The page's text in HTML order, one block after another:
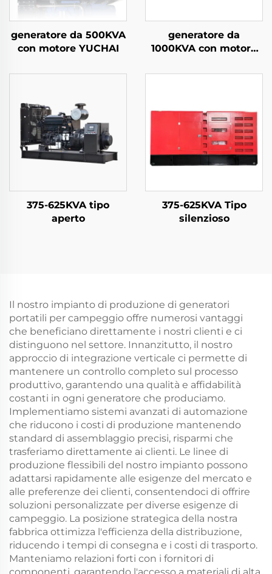
generatore da 500KVA
con motore YUCHAI
generatore da
1000KVA con motore
375-625KVA tipo
aperto
375-625KVA Tipo
silenzioso
Il nostro impianto di produzione di generatori
portatili per campeggio offre numerosi vantaggi
che beneficiano direttamente i nostri clienti e ci
distinguono nel settore. Innanzitutto, il nostro
approccio di integrazione verticale ci permette di
mantenere un controllo completo sul processo
produttivo, garantendo una qualità e affidabilità
costanti in ogni generatore che produciamo.
Implementiamo sistemi avanzati di automazione
che riducono i costi di produzione mantenendo
standard di assemblaggio precisi, risparmi che
trasferiamo direttamente ai clienti. Le linee di
produzione flessibili del nostro impianto possono
adattarsi rapidamente alle esigenze del mercato e
alle preferenze dei clienti, consentendoci di offrire
soluzioni personalizzate per diverse esigenze di
campeggio. La posizione strategica della nostra
fabbrica ottimizza l'efficienza della distribuzione,
riducendo i tempi di consegna e i costi di trasporto.
Manteniamo relazioni forti con i fornitori di